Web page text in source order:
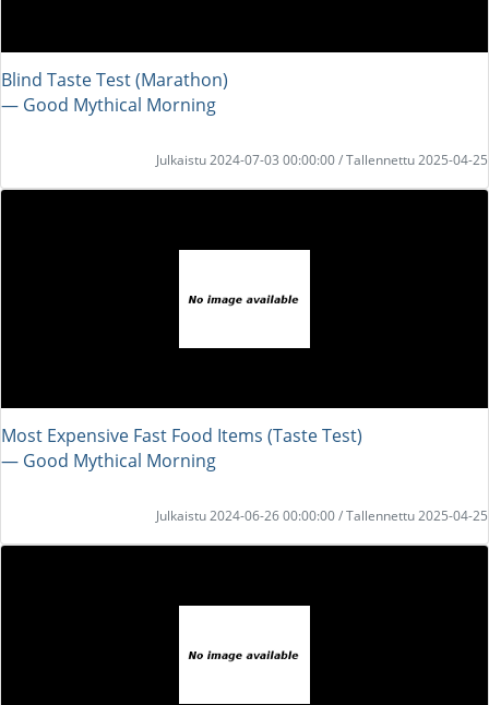
Blind Taste Test (Marathon)
― Good Mythical Morning
Julkaistu 2024-07-03 00:00:00 / Tallennettu 2025-04-25
Most Expensive Fast Food Items (Taste Test)
― Good Mythical Morning
Julkaistu 2024-06-26 00:00:00 / Tallennettu 2025-04-25